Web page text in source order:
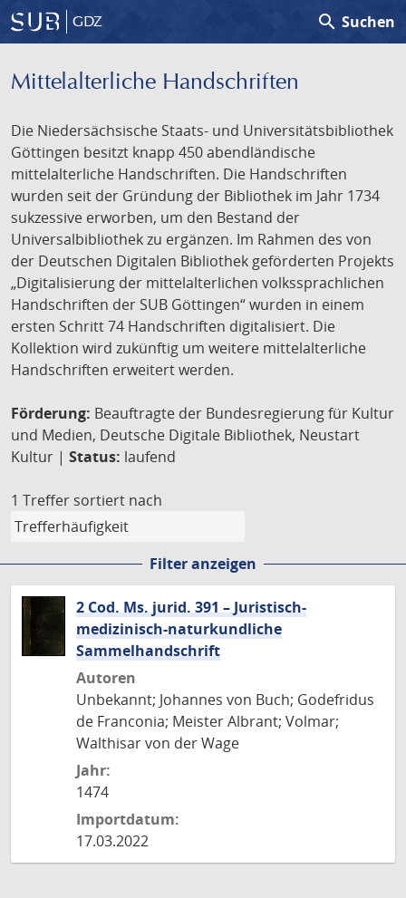
GDZ search Suchen
Mittelalterliche Handschriften
Die Niedersächsische Staats- und Universitätsbibliothek
Göttingen besitzt knapp 450 abendländische
mittelalterliche Handschriften. Die Handschriften
wurden seit der Gründung der Bibliothek im Jahr 1734
sukzessive erworben, um den Bestand der
Universalbibliothek zu ergänzen. Im Rahmen des von
der Deutschen Digitalen Bibliothek geförderten Projekts
„Digitalisierung der mittelalterlichen volkssprachlichen
Handschriften der SUB Göttingen“ wurden in einem
ersten Schritt 74 Handschriften digitalisiert. Die
Kollektion wird zukünftig um weitere mittelalterliche
Handschriften erweitert werden.
Förderung: Beauftragte der Bundesregierung für Kultur
und Medien, Deutsche Digitale Bibliothek, Neustart
Kultur | Status: laufend
1 Treffer sortiert nach
Filter anzeigen
2 Cod. Ms. jurid. 391 – Juristisch-
medizinisch-naturkundliche
Sammelhandschrift
Autoren
Unbekannt; Johannes von Buch; Godefridus
de Franconia; Meister Albrant; Volmar;
Walthisar von der Wage
Jahr:
1474
Importdatum:
17.03.2022